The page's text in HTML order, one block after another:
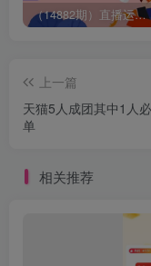
（14882期）直播运营全流程课程-5月更新：从起号、话术设计、罗盘运营到微付费投放等
上一篇
天猫5人成团其中1人
单
相关推荐